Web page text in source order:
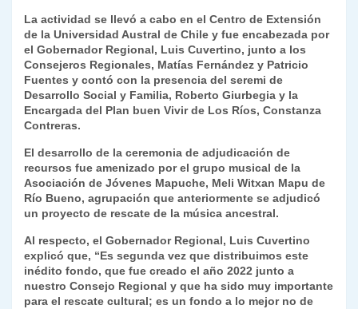
La actividad se llevó a cabo en el Centro de Extensión
de la Universidad Austral de Chile y fue encabezada por
el Gobernador Regional, Luis Cuvertino, junto a los
Consejeros Regionales, Matías Fernández y Patricio
Fuentes y contó con la presencia del seremi de
Desarrollo Social y Familia, Roberto Giurbegia y la
Encargada del Plan buen Vivir de Los Ríos, Constanza
Contreras.
El desarrollo de la ceremonia de adjudicación de
recursos fue amenizado por el grupo musical de la
Asociación de Jóvenes Mapuche, Meli Witxan Mapu de
Río Bueno, agrupación que anteriormente se adjudicó
un proyecto de rescate de la música ancestral.
Al respecto, el Gobernador Regional, Luis Cuvertino
explicó que, “Es segunda vez que distribuimos este
inédito fondo, que fue creado el año 2022 junto a
nuestro Consejo Regional y que ha sido muy importante
para el rescate cultural; es un fondo a lo mejor no de